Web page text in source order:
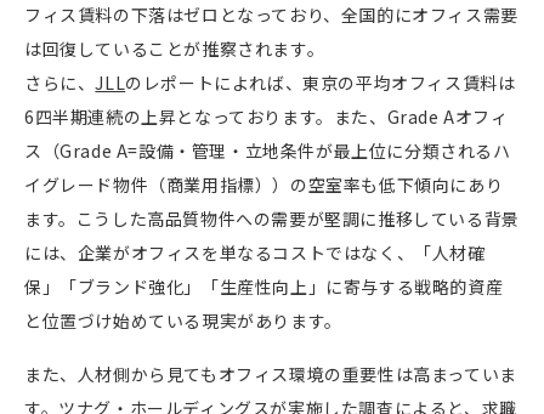
フィス賃料の下落はゼロとなっており、全国的にオフィス需要
は回復していることが推察されます。
さらに、JLLのレポートによれば、東京の平均オフィス賃料は
6四半期連続の上昇となっております。また、Grade Aオフィ
ス（Grade A=設備・管理・立地条件が最上位に分類されるハ
イグレード物件（商業用指標））の空室率も低下傾向にあり
ます。こうした高品質物件への需要が堅調に推移している背景
には、企業がオフィスを単なるコストではなく、「人材確
保」「ブランド強化」「生産性向上」に寄与する戦略的資産
と位置づけ始めている現実があります。
また、人材側から見てもオフィス環境の重要性は高まっていま
す。 ツナグ・ホールディングスが実施した調査によると、求職